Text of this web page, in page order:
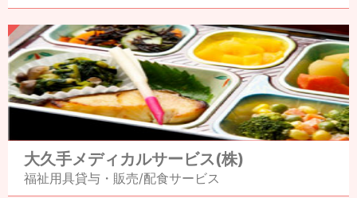
大久手メディカルサービス(株)
福祉用具貸与・販売/配食サービス